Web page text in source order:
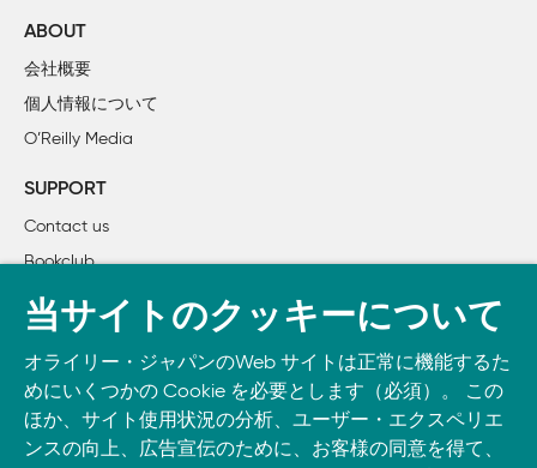
2章　トリガー
    2.1　手動トリガー
        2.1.2　手動トリガーの構成要素
    2.2　システムトリガー
3章　ルール
    3.1　ルールのデザイン
        3.1.1　ルールを作る
        3.1.2　動詞と名詞
        3.1.3　画面と状態
        3.1.4　制約
        3.1.5　ゼロから始めない
ABOUT
会社概要
個人情報について
O’Reilly Media
SUPPORT
Contact us
Bookclub
書籍注文
Take O’Reilly with you and learn anywhere, anytime on your
phone
and tablet.
当サイトのクッキーについて
オライリー・ジャパンのWeb サイトは正常に機能するた
めにいくつかの Cookie を必要とします（必須）。 この
ほか、サイト使用状況の分析、ユーザー・エクスペリエ
ンスの向上、広告宣伝のために、お客様の同意を得て、